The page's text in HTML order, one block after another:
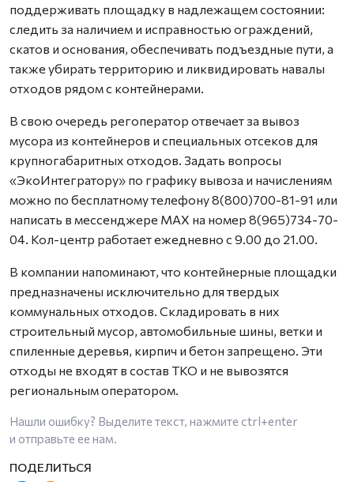
поддерживать площадку в надлежащем состоянии:
следить за наличием и исправностью ограждений,
скатов и основания, обеспечивать подъездные пути, а
также убирать территорию и ликвидировать навалы
отходов рядом с контейнерами.
В свою очередь регоператор отвечает за вывоз
мусора из контейнеров и специальных отсеков для
крупногабаритных отходов. Задать вопросы
«ЭкоИнтегратору» по графику вывоза и начислениям
можно по бесплатному телефону 8(800)700-81-91 или
написать в мессенджере MAX на номер 8(965)734-70-
04. Кол-центр работает ежедневно с 9.00 до 21.00.
В компании напоминают, что контейнерные площадки
предназначены исключительно для твердых
коммунальных отходов. Складировать в них
строительный мусор, автомобильные шины, ветки и
спиленные деревья, кирпич и бетон запрещено. Эти
отходы не входят в состав ТКО и не вывозятся
региональным оператором.
Нашли ошибку? Выделите текст, нажмите ctrl+enter
и отправьте ее нам.